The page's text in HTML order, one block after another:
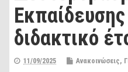
Εκπαίδευσης
διδακτικό
11/09/2025 Ανακοινώσεις,